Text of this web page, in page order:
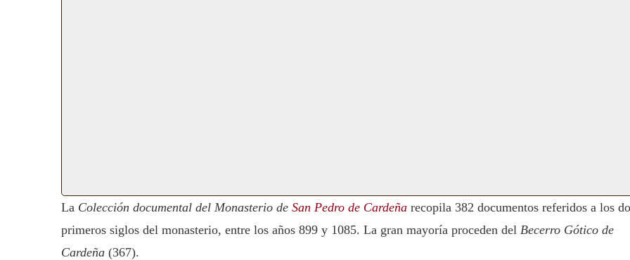
La Colección documental del Monasterio de San Pedro de Cardeña recopila 382 documentos referidos a los
primeros siglos del monasterio, entre los años 899 y 1085. La gran mayoría proceden del Becerro Gótico de
Cardeña (367).